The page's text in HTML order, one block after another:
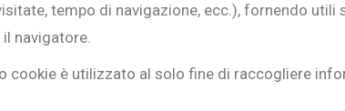
tempo di navigazione, ecc.), fornendo
navigatore.
cookie è utilizzato al solo fine di raccogliere